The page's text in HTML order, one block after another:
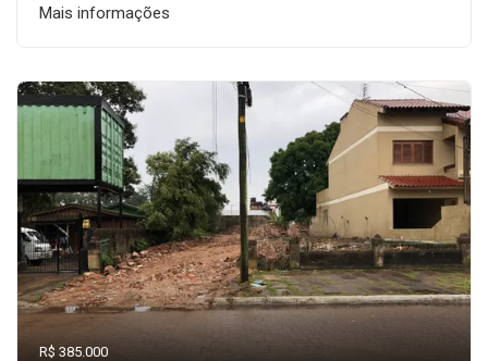
Mais informações
R$ 385.000